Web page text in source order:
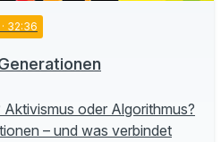
· 32:36
oder Algorithmus?
– und was verbindet